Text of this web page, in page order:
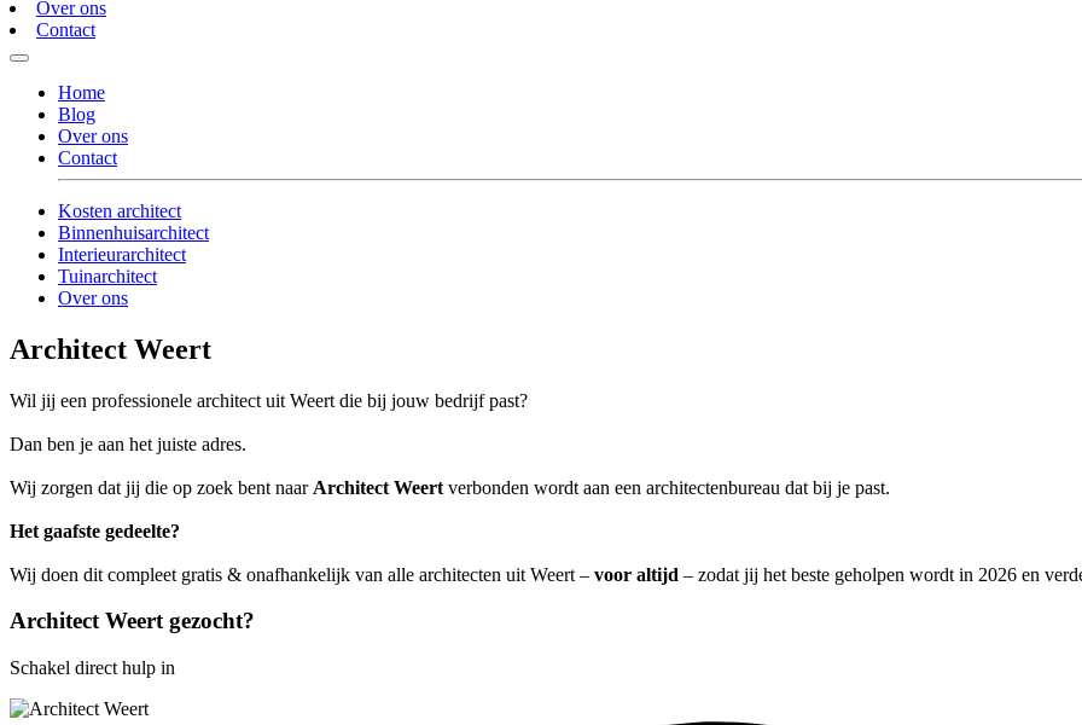
Over ons
Contact
Home
Blog
Over ons
Contact
Kosten architect
Binnenhuisarchitect
Interieurarchitect
Tuinarchitect
Over ons
Architect Weert
Wil jij een professionele architect uit Weert die bij jouw bedrijf past?
Dan ben je aan het juiste adres.
Wij zorgen dat jij die op zoek bent naar Architect Weert verbonden wordt aan een architectenbureau dat bij je past.
Het gaafste gedeelte?
Wij doen dit compleet gratis & onafhankelijk van alle architecten uit Weert – voor altijd – zodat jij het beste geholpen wordt in 2026 en
Architect Weert gezocht?
Schakel direct hulp in